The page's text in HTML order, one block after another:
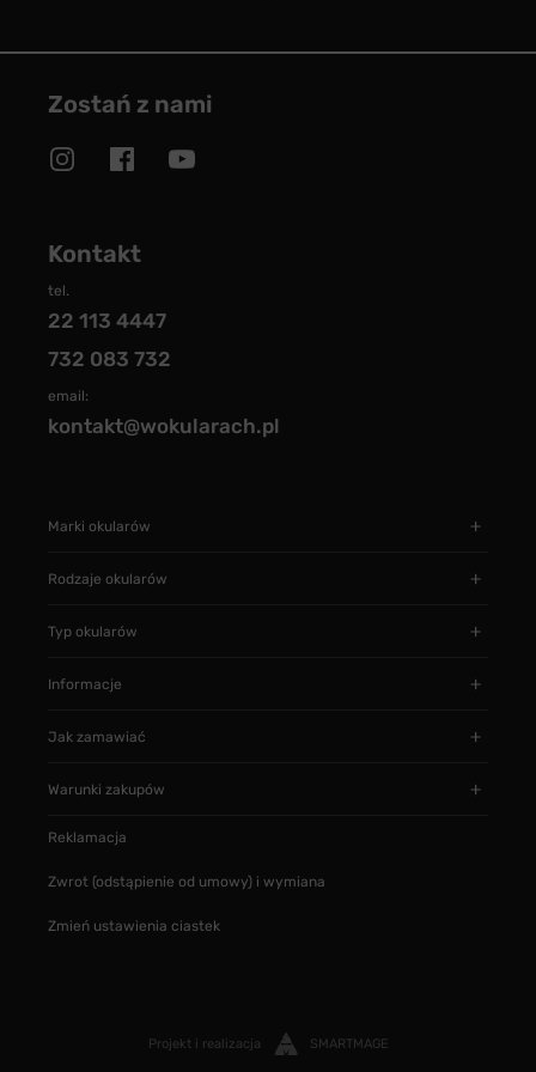
Zostań z nami
Kontakt
tel.
22 113 4447
732 083 732
email:
kontakt@wokularach.pl
Marki okularów
Rodzaje okularów
Typ okularów
Informacje
Jak zamawiać
Warunki zakupów
Reklamacja
Zwrot (odstąpienie od umowy) i wymiana
Zmień ustawienia ciastek
Projekt i realizacja SMARTMAGE